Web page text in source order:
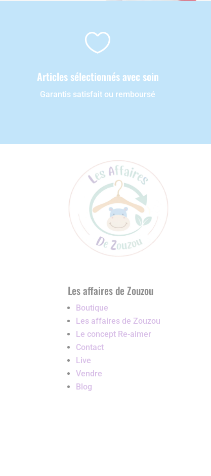

Articles sélectionnés avec soin
Garantis satisfait ou remboursé
Les affaires de Zouzou
Boutique
Les affaires de Zouzou
Le concept Re-aimer
Contact
Live
Vendre
Blog